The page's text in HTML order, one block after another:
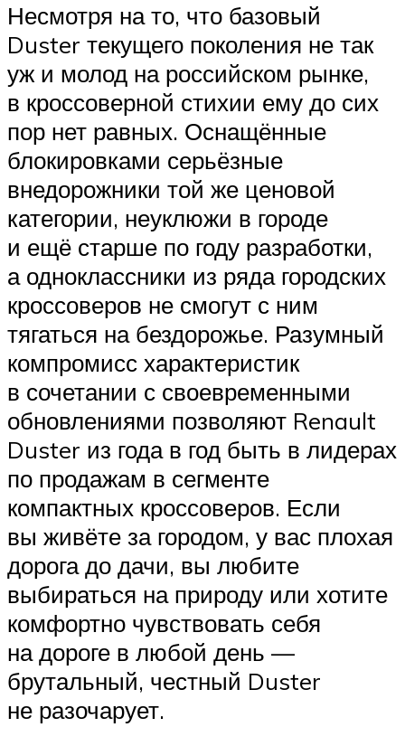
Несмотря на то, что базовый
Duster текущего поколения не так
уж и молод на российском рынке,
в кроссоверной стихии ему до сих
пор нет равных. Оснащённые
блокировками серьёзные
внедорожники той же ценовой
категории, неуклюжи в городе
и ещё старше по году разработки,
а одноклассники из ряда городских
кроссоверов не смогут с ним
тягаться на бездорожье. Разумный
компромисс характеристик
в сочетании с своевременными
обновлениями позволяют Renault
Duster из года в год быть в лидерах
по продажам в сегменте
компактных кроссоверов. Если
вы живёте за городом, у вас плохая
дорога до дачи, вы любите
выбираться на природу или хотите
комфортно чувствовать себя
на дороге в любой день —
брутальный, честный Duster
не разочарует.